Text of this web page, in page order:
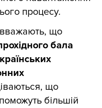
процесу.
вважають, що
бала
що
більшій